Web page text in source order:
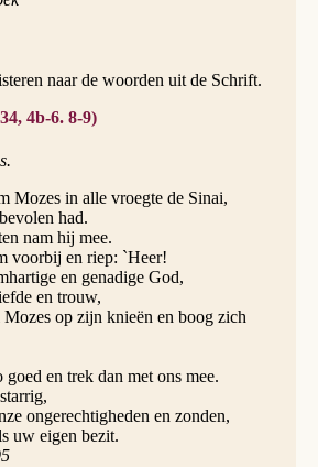
naar de woorden uit de Schrift.
4b-6. 8-9)
Mozes in alle vroegte de Sinai,
had.
nam hij mee.
voorbij en riep: `Heer!
en genadige God,
en trouw,
op zijn knieën en boog zich
goed en trek dan met ons mee.
ongerechtigheden en zonden,
uw eigen bezit.